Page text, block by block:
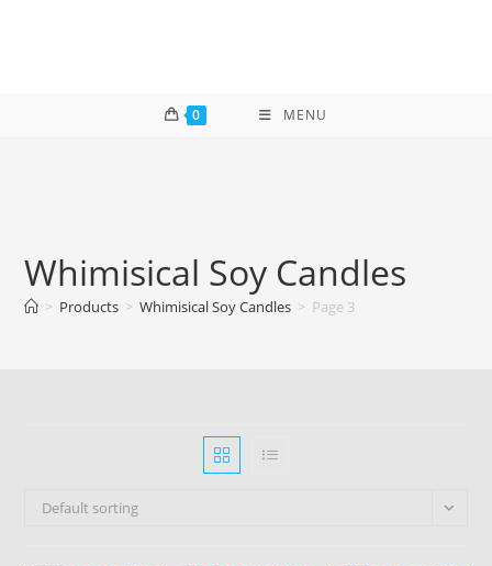
0 MENU
Whimisical Soy Candles
> Products > Whimisical Soy Candles > Page 3
Default sorting